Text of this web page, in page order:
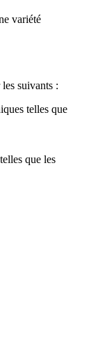
variété
suivants :
telles que
que les